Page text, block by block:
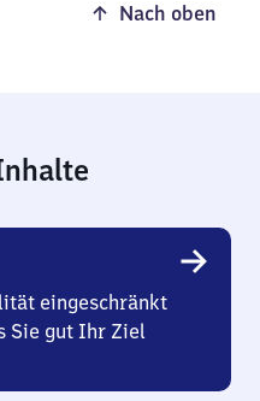
Nach oben
eingeschränkt
Sie gut Ihr Ziel